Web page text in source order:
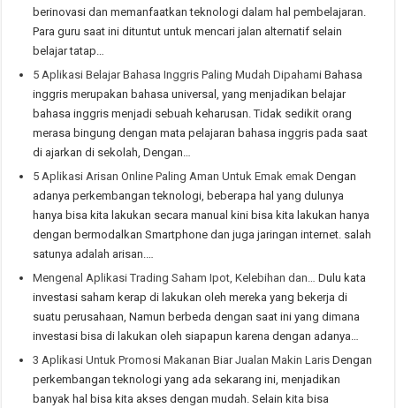
berinovasi dan memanfaatkan teknologi dalam hal pembelajaran.
Para guru saat ini dituntut untuk mencari jalan alternatif selain
belajar tatap…
5 Aplikasi Belajar Bahasa Inggris Paling Mudah Dipahami Bahasa
inggris merupakan bahasa universal, yang menjadikan belajar
bahasa inggris menjadi sebuah keharusan. Tidak sedikit orang
merasa bingung dengan mata pelajaran bahasa inggris pada saat
di ajarkan di sekolah, Dengan…
5 Aplikasi Arisan Online Paling Aman Untuk Emak emak Dengan
adanya perkembangan teknologi, beberapa hal yang dulunya
hanya bisa kita lakukan secara manual kini bisa kita lakukan hanya
dengan bermodalkan Smartphone dan juga jaringan internet. salah
satunya adalah arisan.…
Mengenal Aplikasi Trading Saham Ipot, Kelebihan dan…
Dulu kata
investasi saham kerap di lakukan oleh mereka yang bekerja di
suatu perusahaan, Namun berbeda dengan saat ini yang dimana
investasi bisa di lakukan oleh siapapun karena dengan adanya…
3 Aplikasi Untuk Promosi Makanan Biar Jualan Makin Laris Dengan
perkembangan teknologi yang ada sekarang ini, menjadikan
banyak hal bisa kita akses dengan mudah. Selain kita bisa